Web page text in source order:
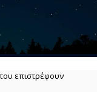
επιστρέφουν